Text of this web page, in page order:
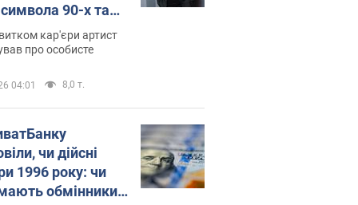
90-х та
вони
кар'єри артист
про особисте
04:01 8,0 т.
чи дійсні
1996 року: чи
обмінники